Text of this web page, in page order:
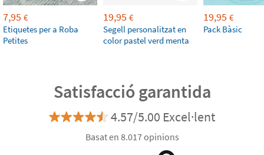
7,95 €
Etiquetes per a Roba
Petites
19,95 €
Segell personalitzat en
color pastel verd menta
19,95 €
Pack Bàsic
Satisfacció garantida
4.57/5.00 Excel·lent
Basat en 8.017 opinions